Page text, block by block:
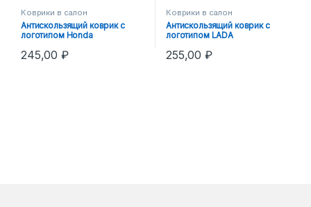
Коврики в салон
Антискользящий коврик с
логотипом Honda
245,00₽
Коврики в салон
Антискользящий коврик с
логотипом LADA
255,00₽